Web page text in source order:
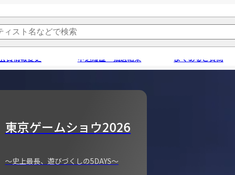
会員情報変更 申込履歴・抽選結果 よくあるご質問
東京ゲームショウ2026
～史上最長、遊びづくしの5DAYS～